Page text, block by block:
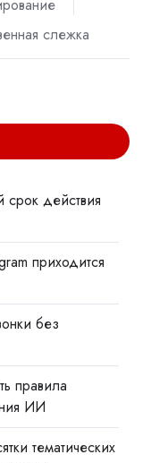
слежка
срок действия
приходится
без
правила
ИИ
тематических